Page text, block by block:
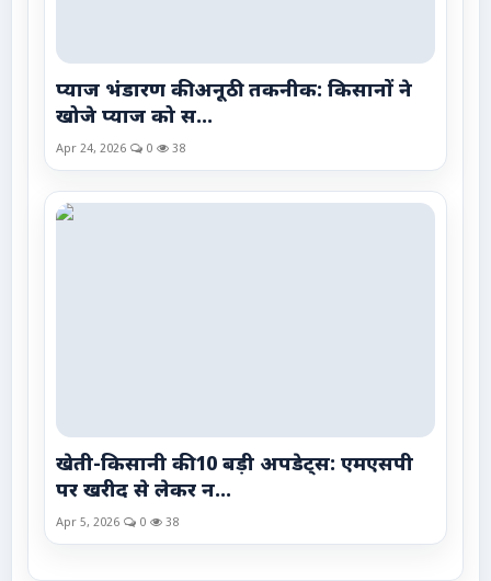
प्याज भंडारण की अनूठी तकनीक: किसानों ने
खोजे प्याज को स...
Apr 24, 2026 0 38
खेती-किसानी की 10 बड़ी अपडेट्स: एमएसपी
पर खरीद से लेकर न...
Apr 5, 2026 0 38